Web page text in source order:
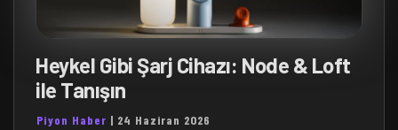
Heykel Gibi Şarj Cihazı: Node & Loft
ile Tanışın
Piyon Haber | 24 Haziran 2026